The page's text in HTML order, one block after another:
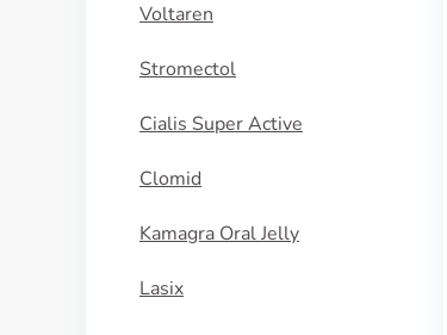
Voltaren
Stromectol
Cialis Super Active
Clomid
Kamagra Oral Jelly
Lasix